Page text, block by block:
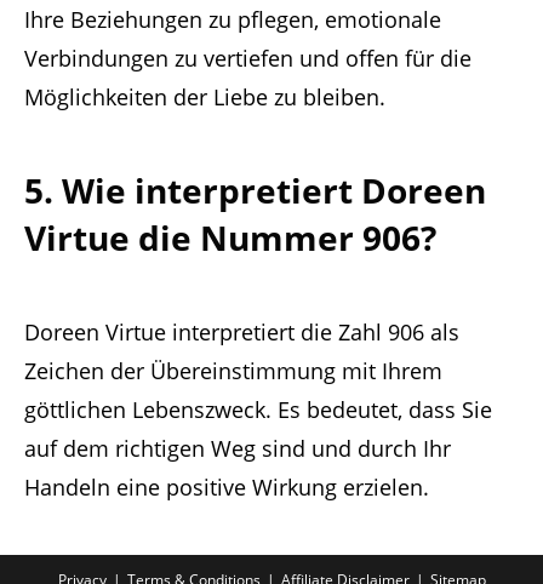
Ihre Beziehungen zu pflegen, emotionale
Verbindungen zu vertiefen und offen für die
Möglichkeiten der Liebe zu bleiben.
5. Wie interpretiert Doreen
Virtue die Nummer 906?
Doreen Virtue interpretiert die Zahl 906 als
Zeichen der Übereinstimmung mit Ihrem
göttlichen Lebenszweck. Es bedeutet, dass Sie
auf dem richtigen Weg sind und durch Ihr
Handeln eine positive Wirkung erzielen.
Privacy Terms & Conditions Affiliate Disclaimer Sitemap